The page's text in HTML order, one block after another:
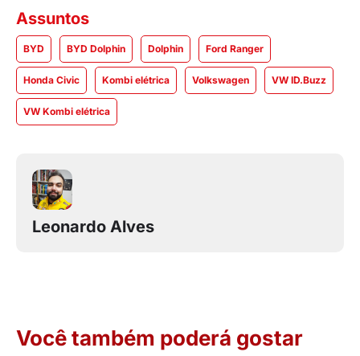
Assuntos
BYD BYD Dolphin Dolphin Ford Ranger
Honda Civic Kombi elétrica Volkswagen VW ID.Buzz
VW Kombi elétrica
Leonardo Alves
Você também poderá gostar